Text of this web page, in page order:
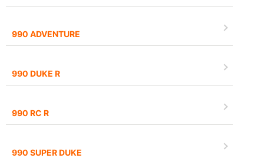
990 ADVENTURE
990 DUKE R
990 RC R
990 SUPER DUKE